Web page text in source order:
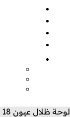
لوحة ظلال عيون 18 لون من تصميم Soph Does Nails